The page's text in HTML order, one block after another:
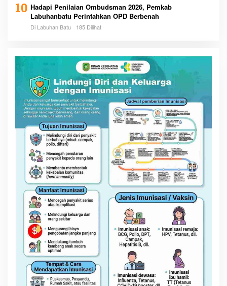
10 Hadapi Penilaian Ombudsman 2026, Pemkab
Labuhanbatu Perintahkan OPD Berbenah
Di Labuhan Batu 185 Dilihat